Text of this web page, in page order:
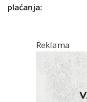
plaćanja:
Reklama